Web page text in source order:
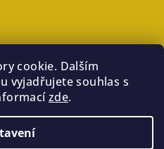
cookie. Dalším
vyjadřujete souhlas s
zde.